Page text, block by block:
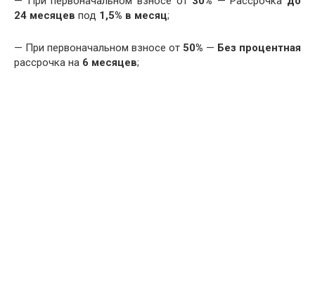
24 месяцев под 1,5% в месяц;
— При первоначальном взносе от 50% — Без процентная
рассрочка на 6 месяцев;